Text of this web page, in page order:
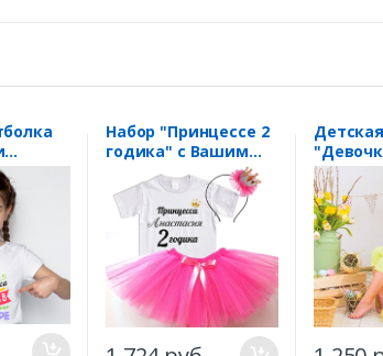
Набор "Принцессе 2
годика" с Вашим
именем
любое